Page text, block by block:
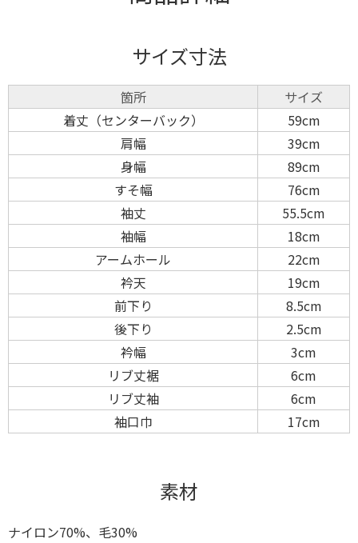
サイズ寸法
箇所
サイズ
着丈（センターバック）
59cm
肩幅
39cm
身幅
89cm
すそ幅
76cm
袖丈
55.5cm
袖幅
18cm
アームホール
22cm
衿天
19cm
前下り
8.5cm
後下り
2.5cm
衿幅
3cm
リブ丈裾
6cm
リブ丈袖
6cm
袖口巾
17cm
素材
ナイロン70%、毛30%